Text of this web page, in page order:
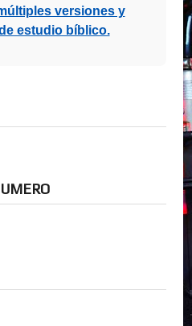
versiones y
estudio bíblico.